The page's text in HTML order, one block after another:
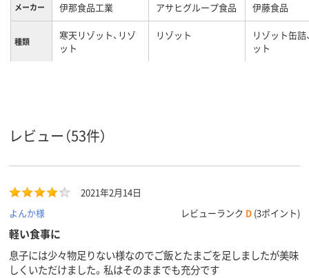
メーカー 伊那食品工業 アサヒグループ食品 伊藤食品
種類
寒天リゾット、リゾ
ット
リゾット
リゾット缶詰
ット
レビュー（53件）
2021年2月14日
よんか様
レビューランク D (3ポイント)
軽い食事に
息子には少々物足りない様なのでご飯とたまごを足しましたが美味
しくいただけました。私はそのままでも充分です